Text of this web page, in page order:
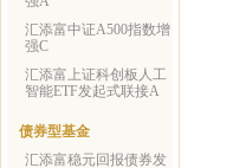
汇添富中证A500指数增
强C
汇添富上证科创板人工
智能ETF发起式联接A
债券型基金
汇添富稳元回报债券发